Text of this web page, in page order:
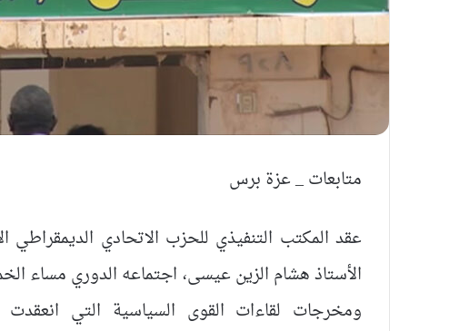
متابعات _ عزة برس
عقد المكتب التنفيذي للحزب الاتحادي
الأستاذ هشام الزين عيسى، اجتماعه الدوري مساء
ومخرجات لقاءات القوى السياسية التي انعقدت